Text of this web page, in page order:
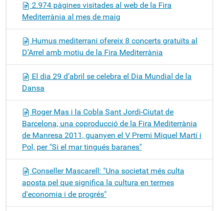
2.974 pàgines visitades al web de la Fira
Mediterrània al mes de maig
Humus mediterrani ofereix 8 concerts gratuïts al
D’Arrel amb motiu de la Fira Mediterrània
El dia 29 d’abril se celebra el Dia Mundial de la
Dansa
Roger Mas i la Cobla Sant Jordi-Ciutat de
Barcelona, una coproducció de la Fira Mediterrània
de Manresa 2011, guanyen el V Premi Miquel Martí i
Pol, per "Si el mar tingués baranes"
Conseller Mascarell: "Una societat més culta
aposta pel que significa la cultura en termes
d'economia i de progrés"